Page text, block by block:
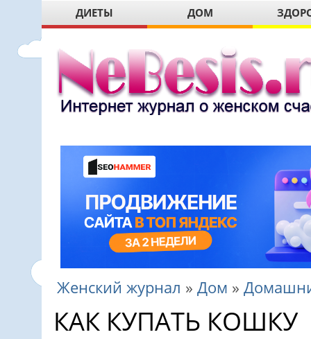
ДИЕТЫ ДОМ
Женский журнал » Дом »
КАК КУПАТЬ КОШКУ